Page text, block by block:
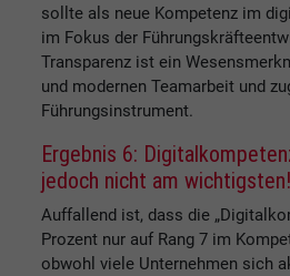
sollte als neue Kompetenz im
im Fokus der
Transparenz ist ein
und modernen Teamarbeit und
Führungsinstrument.
Ergebnis 6:
jedoch nicht am wichtigsten!
Auffallend ist, dass die
Prozent nur auf Rang 7 im
obwohl viele Unternehmen sich